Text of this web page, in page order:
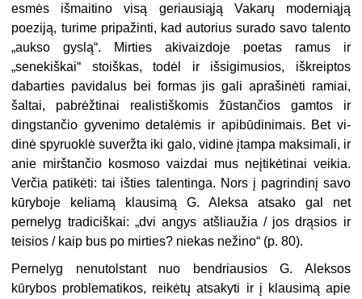
esmės išmaiti­no visą geriausiąją Vakarų moderniąją
poeziją, turime pripažinti, kad auto­rius surado savo talento
„aukso gyslą“. Mirties akivaizdoje poetas ramus ir
„senekiškai“ stoiškas, todėl ir išsigimusios, iškreiptos
dabarties pavidalus bei formas jis gali aprašinėti ramiai,
šaltai, pabrėžtinai realistiškomis žūs­tančios gamtos ir
dingstančio gyveni­mo detalėmis ir apibūdinimais. Bet vi­
dinė spyruoklė suveržta iki galo, vidi­nė įtampa maksimali, ir
anie mirštan­čio kosmoso vaizdai mus neįtikėtinai veikia.
Verčia patikėti: tai išties talen­tinga. Nors į pagrindinį savo
kūryboje keliamą klausimą G. Aleksa atsako gal net
pernelyg tradiciškai: „dvi angys atšliaužia / jos drąsios ir
teisios / kaip bus po mirties? niekas nežino“ (p. 80).
Pernelyg nenutolstant nuo bend­riausios G. Aleksos
kūrybos proble­matikos, reikėtų atsakyti ir į klausimą apie